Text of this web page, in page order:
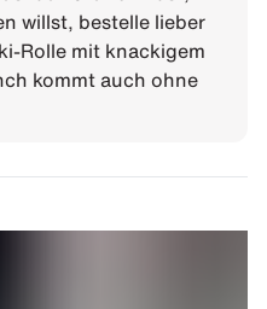
willst, bestelle lieber
Rolle mit knackigem
kommt auch ohne